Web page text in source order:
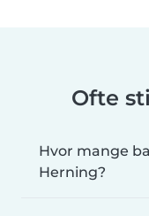
Ofte
Hvor mange
Herning?